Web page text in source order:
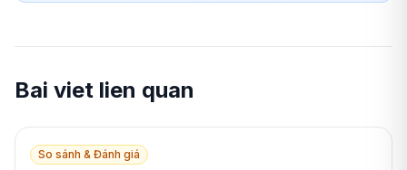
Bai viet lien quan
So sánh & Đánh giá